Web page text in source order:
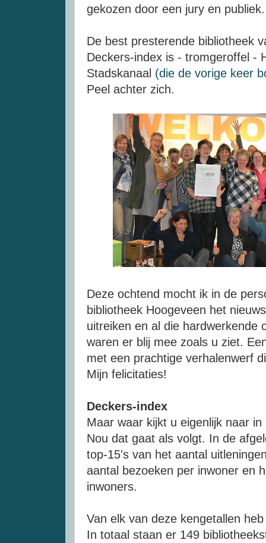
gekozen door een jury en publiek.
De best presterende bibliotheek
Deckers-index is - tromgeroffel -
Stadskanaal (die de vorige keer
Peel achter zich.
Deze ochtend mocht ik in de
bibliotheek Hoogeveen het
uitreiken en al die hardwerkende
waren er blij mee zoals u ziet.
met een prachtige verhalenwerf
Mijn felicitaties!
Deckers-index
Maar waar kijkt u eigenlijk naar
Nou dat gaat als volgt. In de
top-15's van het aantal
aantal bezoeken per inwoner en
inwoners.
Van elk van deze kengetallen
In totaal staan er 149